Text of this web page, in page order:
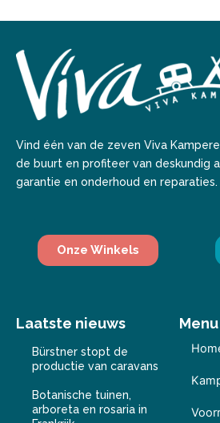
Vind één van de zeven Viva
de buurt en profiteer van deskundig
garantie en onderhoud en reparaties.
Onze Winkels
Laatste nieuws
Bürstner stopt de
productie van caravans
Botanische tuinen,
arboreta en rosaria in
Menu